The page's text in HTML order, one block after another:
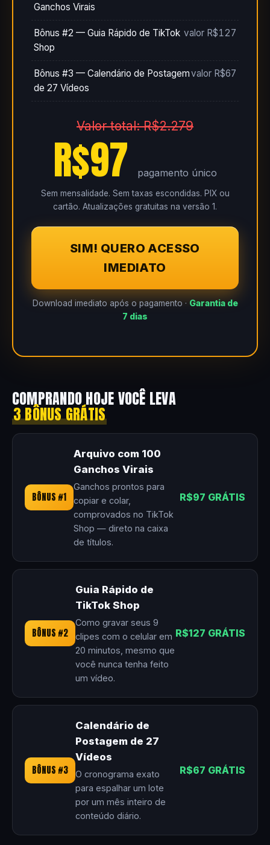
Ganchos Virais
Bônus #2 — Guia Rápido de TikTok
Shop
valor R$127
Bônus #3 — Calendário de Postagem
de 27 Vídeos
valor R$67
Valor total: R$2.279
R$97 pagamento único
Sem mensalidade. Sem taxas escondidas. PIX ou
cartão. Atualizações gratuitas na versão 1.
SIM! QUERO ACESSO
IMEDIATO
Download imediato após o pagamento · Garantia de
7 dias
COMPRANDO HOJE VOCÊ LEVA
3 BÔNUS GRÁTIS
BÔNUS #1
Arquivo com 100
Ganchos Virais
Ganchos prontos para
copiar e colar,
comprovados no TikTok
Shop — direto na caixa
de títulos.
R$97 GRÁTIS
BÔNUS #2
Guia Rápido de
TikTok Shop
Como gravar seus 9
clipes com o celular em
20 minutos, mesmo que
você nunca tenha feito
um vídeo.
R$127 GRÁTIS
BÔNUS #3
Calendário de
Postagem de 27
Vídeos
O cronograma exato
para espalhar um lote
por um mês inteiro de
conteúdo diário.
R$67 GRÁTIS